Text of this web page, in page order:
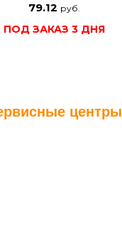
79.12 руб.
ПОД ЗАКАЗ 3 ДНЯ
центры